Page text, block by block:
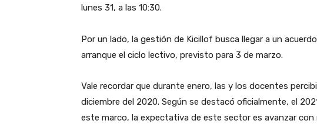
lunes 31, a las 10:30.
Por un lado, la gestión de Kicillof busca llegar a un
arranque el ciclo lectivo, previsto para 3 de marzo.
Vale recordar que durante enero, las y los docentes
diciembre del 2020. Según se destacó oficialmente, el
este marco, la expectativa de este sector es avanzar con